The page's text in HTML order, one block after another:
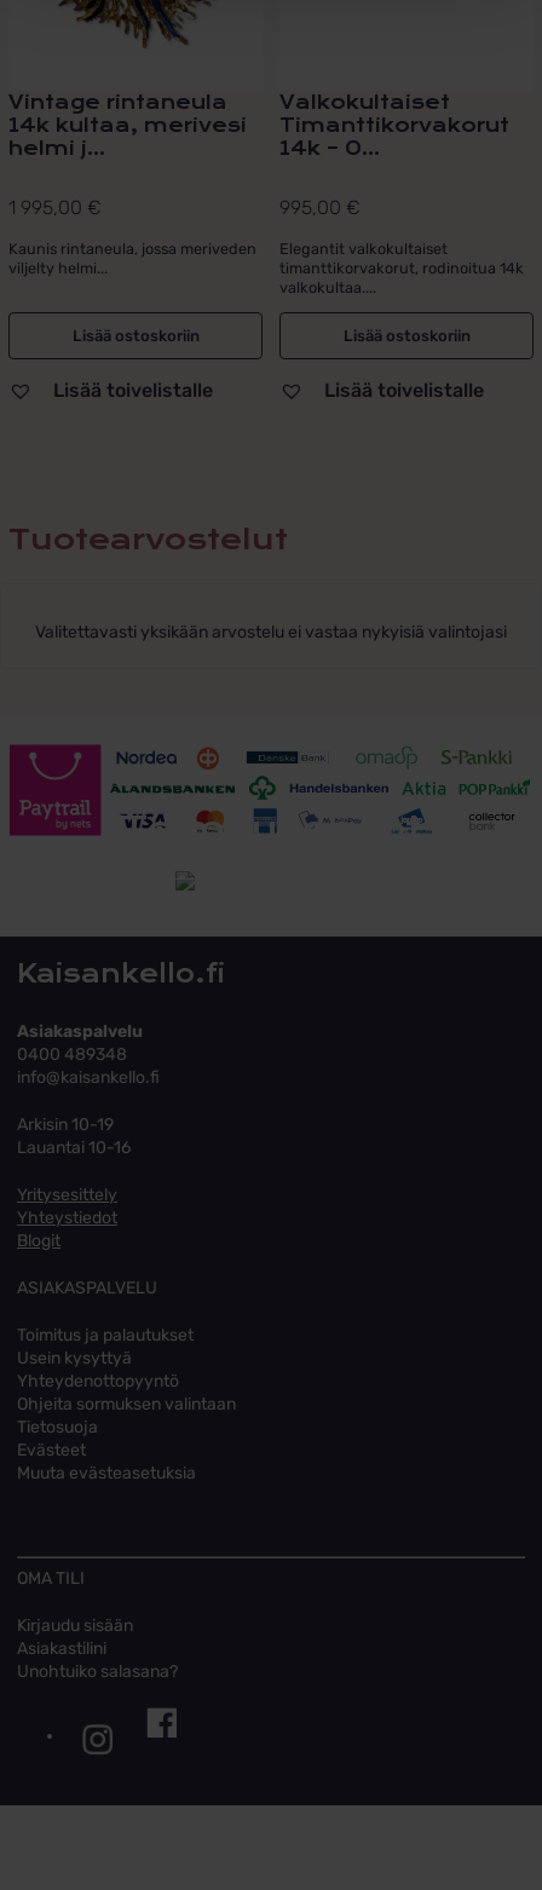
Vintage rintaneula
14k kultaa, merivesi
helmi j...
1 995,00 €
Kaunis rintaneula, jossa meriveden
viljelty helmi...
Lisää ostoskoriin
Lisää toivelistalle
Valkokultaiset
Timanttikorvakorut
14k – 0...
995,00 €
Elegantit valkokultaiset
timanttikorvakorut, rodinoitua 14k
valkokultaa....
Lisää ostoskoriin
Lisää toivelistalle
Tuotearvostelut
Valitettavasti yksikään arvostelu ei vastaa nykyisiä valintojasi
Toimitusehdot
Kaisankello.fi
Asiakaspalvelu
0400 489348
info@kaisankello.fi
Arkisin 10-19
Lauantai 10-16
Yritysesittely
Yhteystiedot
Blogit
ASIAKASPALVELU
Toimitus ja palautukset
Usein kysyttyä
Yhteydenottopyyntö
Ohjeita sormuksen valintaan
Tietosuoja
Evästeet
Muuta evästeasetuksia
OMA TILI
Kirjaudu sisään
Asiakastilini
Unohtuiko salasana?